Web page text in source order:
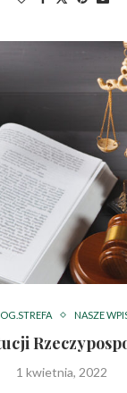
NASZE
1 kwietnia, 2022